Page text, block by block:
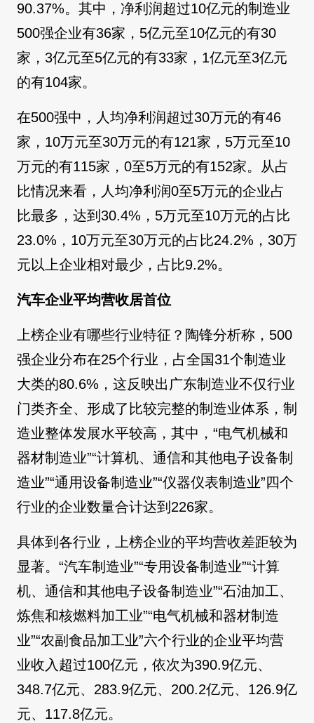
90.37%。其中，净利润超过10亿元的制造业
500强企业有36家，5亿元至10亿元的有30
家，3亿元至5亿元的有33家，1亿元至3亿元
的有104家。
在500强中，人均净利润超过30万元的有46
家，10万元至30万元的有121家，5万元至10
万元的有115家，0至5万元的有152家。从占
比情况来看，人均净利润0至5万元的企业占
比最多，达到30.4%，5万元至10万元的占比
23.0%，10万元至30万元的占比24.2%，30万
元以上企业相对最少，占比9.2%。
汽车企业平均营收居首位
上榜企业有哪些行业特征？陶锋分析称，500
强企业分布在25个行业，占全国31个制造业
大类的80.6%，这反映出广东制造业不仅行业
门类齐全、形成了比较完整的制造业体系，制
造业整体发展水平较高，其中，“电气机械和
器材制造业”“计算机、通信和其他电子设备制
造业”“通用设备制造业”“仪器仪表制造业”四个
行业的企业数量合计达到226家。
具体到各行业，上榜企业的平均营收差距较为
显著。“汽车制造业”“专用设备制造业”“计算
机、通信和其他电子设备制造业”“石油加工、
炼焦和核燃料加工业”“电气机械和器材制造
业”“农副食品加工业”六个行业的企业平均营
业收入超过100亿元，依次为390.9亿元、
348.7亿元、283.9亿元、200.2亿元、126.9亿
元、117.8亿元。